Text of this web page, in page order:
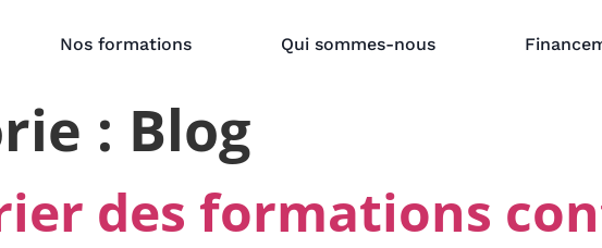
Nos formations Qui sommes-nous
: Blog
des formations